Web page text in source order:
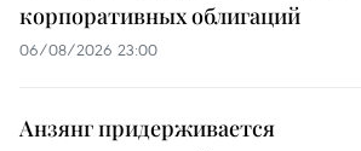
корпоративных облигаций
06/08/2026 23:00
Анзянг придерживается